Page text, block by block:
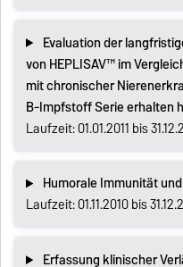
Evaluation der
von HEPLISAV™ im
mit chronischer
B-Impfstoff Serie erhalten
Laufzeit: 01.01.2011 bis
Humorale Immunität und
Laufzeit: 01.11.2010 bis
Erfassung klinischer